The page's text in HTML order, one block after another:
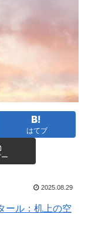
はてブ
2025.08.29
ール：机上の空